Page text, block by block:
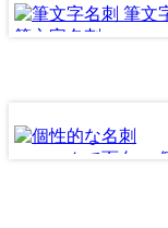
筆文字名刺
ユニークで面白い